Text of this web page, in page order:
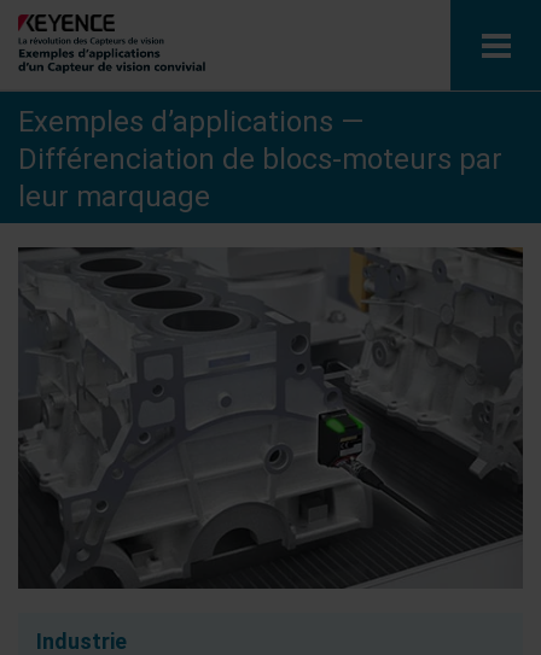
Capteur de vision
Exemples d’applications par industrie
Glossaire
Consulter le catalogue Contact / Demandes
Exemples d’applications —
Différenciation de blocs-moteurs par
leur marquage
Industrie